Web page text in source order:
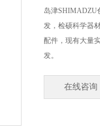
岛津SHIMADZU
发，检硕科学器
配件，现有大量
发。
在线咨询